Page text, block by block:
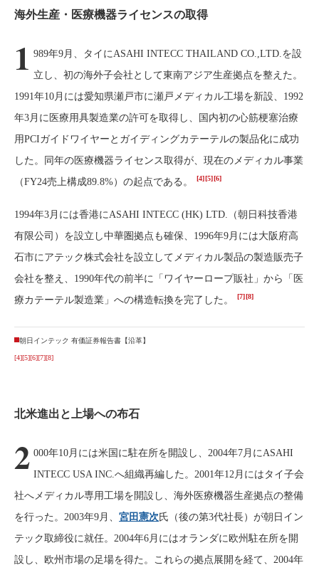
海外生産・医療機器ライセンスの取得
1 989年9月、タイにASAHI INTECC THAILAND CO.,LTD.を設
立し、初の海外子会社として東南アジア生産拠点を整えた。
1991年10月には愛知県瀬戸市に瀬戸メディカル工場を新設、1992
年3月に医療用具製造業の許可を取得し、国内初の心筋梗塞治療
用PCIガイドワイヤーとガイディングカテーテルの製品化に成功
した。同年の医療機器ライセンス取得が、現在のメディカル事業
（FY24売上構成89.8%）の起点である。
[4] [5] [6]
1994年3月には香港にASAHI INTECC (HK) LTD.（朝日科技香港
有限公司）を設立し中華圏拠点も確保、1996年9月には大阪府高
石市にアテック株式会社を設立してメディカル製品の製造販売子
会社を整え、1990年代の前半に「ワイヤーロープ販社」から「医
療カテーテル製造業」への構造転換を完了した。
[7] [8]
朝日インテック 有価証券報告書【沿革】
[4][5][6][7][8]
北米進出と上場への布石
2 000年10月には米国に駐在所を開設し、2004年7月にASAHI
INTECC USA INC.へ組織再編した。2001年12月にはタイ子会
社へメディカル専用工場を開設し、海外医療機器生産拠点の整備
を行った。2003年9月、 宮田憲次 氏（後の第3代社長）が朝日イン
テック取締役に就任。2004年6月にはオランダに欧州駐在所を開
設し、欧州市場の足場を得た。これらの拠点展開を経て、2004年